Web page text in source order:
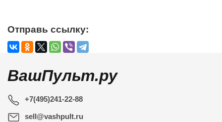
Отправь ссылку:
ВашПульт.ру
+7(495)241-22-88
sell@vashpult.ru